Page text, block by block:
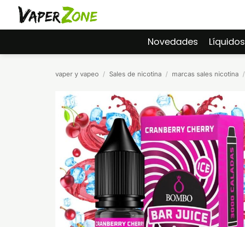
Saltar
contenido
Novedades Líquidos
vaper y vapeo / Sales de nicotina / marcas sales nicotina /